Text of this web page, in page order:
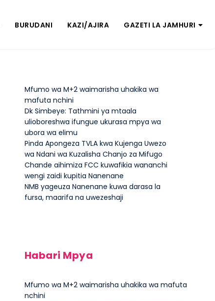
BURUDANI KAZI/AJIRA GAZETI LA JAMHURI
Mfumo wa M+2 waimarisha uhakika wa
mafuta nchini
Dk Simbeye: Tathmini ya mtaala
ulioboreshwa ifungue ukurasa mpya wa
ubora wa elimu
Pinda Apongeza TVLA kwa Kujenga Uwezo
wa Ndani wa Kuzalisha Chanjo za Mifugo
Chande aihimiza FCC kuwafikia wananchi
wengi zaidi kupitia Nanenane
NMB yageuza Nanenane kuwa darasa la
fursa, maarifa na uwezeshaji
Habari Mpya
Mfumo wa M+2 waimarisha uhakika wa mafuta
nchini